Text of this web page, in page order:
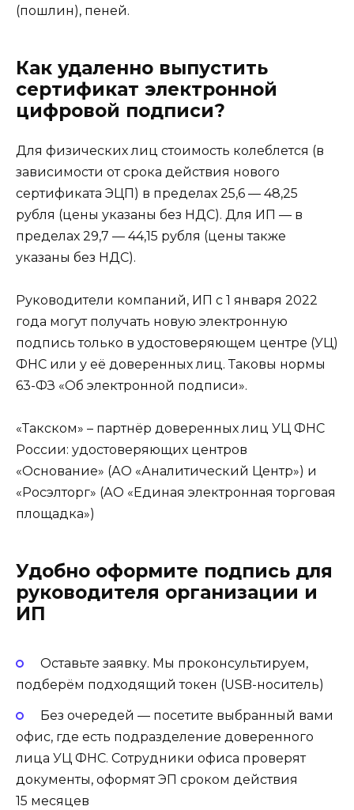
(пошлин), пеней.
Как удаленно выпустить
сертификат электронной
цифровой подписи?
Для физических лиц стоимость колеблется (в
зависимости от срока действия нового
сертификата ЭЦП) в пределах 25,6 — 48,25
рубля (цены указаны без НДС). Для ИП — в
пределах 29,7 — 44,15 рубля (цены также
указаны без НДС).
Руководители компаний, ИП с 1 января 2022
года могут получать новую электронную
подпись только в удостоверяющем центре (УЦ)
ФНС или у её доверенных лиц. Таковы нормы
63-ФЗ «Об электронной подписи».
«Такском» – партнёр доверенных лиц УЦ ФНС
России: удостоверяющих центров
«Основание» (АО «Аналитический Центр») и
«Росэлторг» (АО «Единая электронная торговая
площадка»)
Удобно оформите подпись для
руководителя организации и
ИП
Оставьте заявку. Мы проконсультируем,
подберём подходящий токен (USB-носитель)
Без очередей — посетите выбранный вами
офис, где есть подразделение доверенного
лица УЦ ФНС. Сотрудники офиса проверят
документы, оформят ЭП сроком действия
15 месяцев